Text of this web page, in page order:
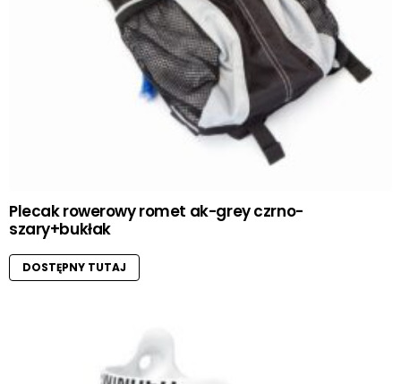
Plecak rowerowy romet ak-grey czrno-
szary+bukłak
DOSTĘPNY TUTAJ